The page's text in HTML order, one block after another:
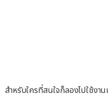
สำหรับใครที่สนใจก็ลองไปใช้งา